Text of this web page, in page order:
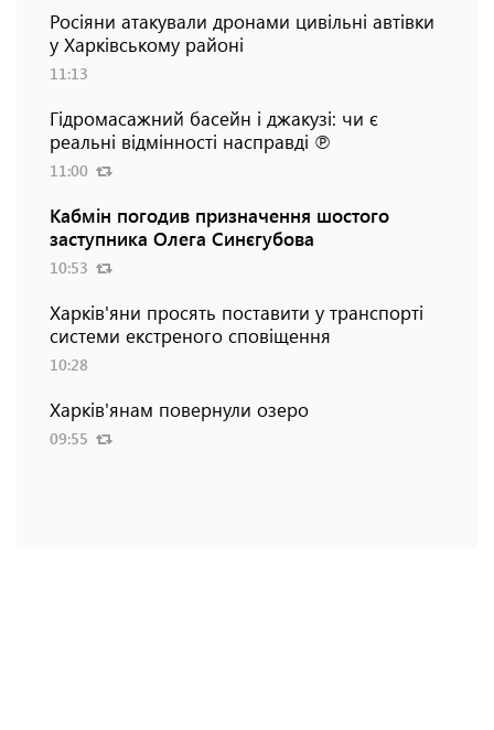
Росіяни атакували дронами цивільні автівки
у Харківському районі
11:13
Гідромасажний басейн і джакузі: чи є
реальні відмінності насправді ℗
11:00
Кабмін погодив призначення шостого
заступника Олега Синєгубова
10:53
Харків'яни просять поставити у транспорті
системи екстреного сповіщення
10:28
Харків'янам повернули озеро
09:55